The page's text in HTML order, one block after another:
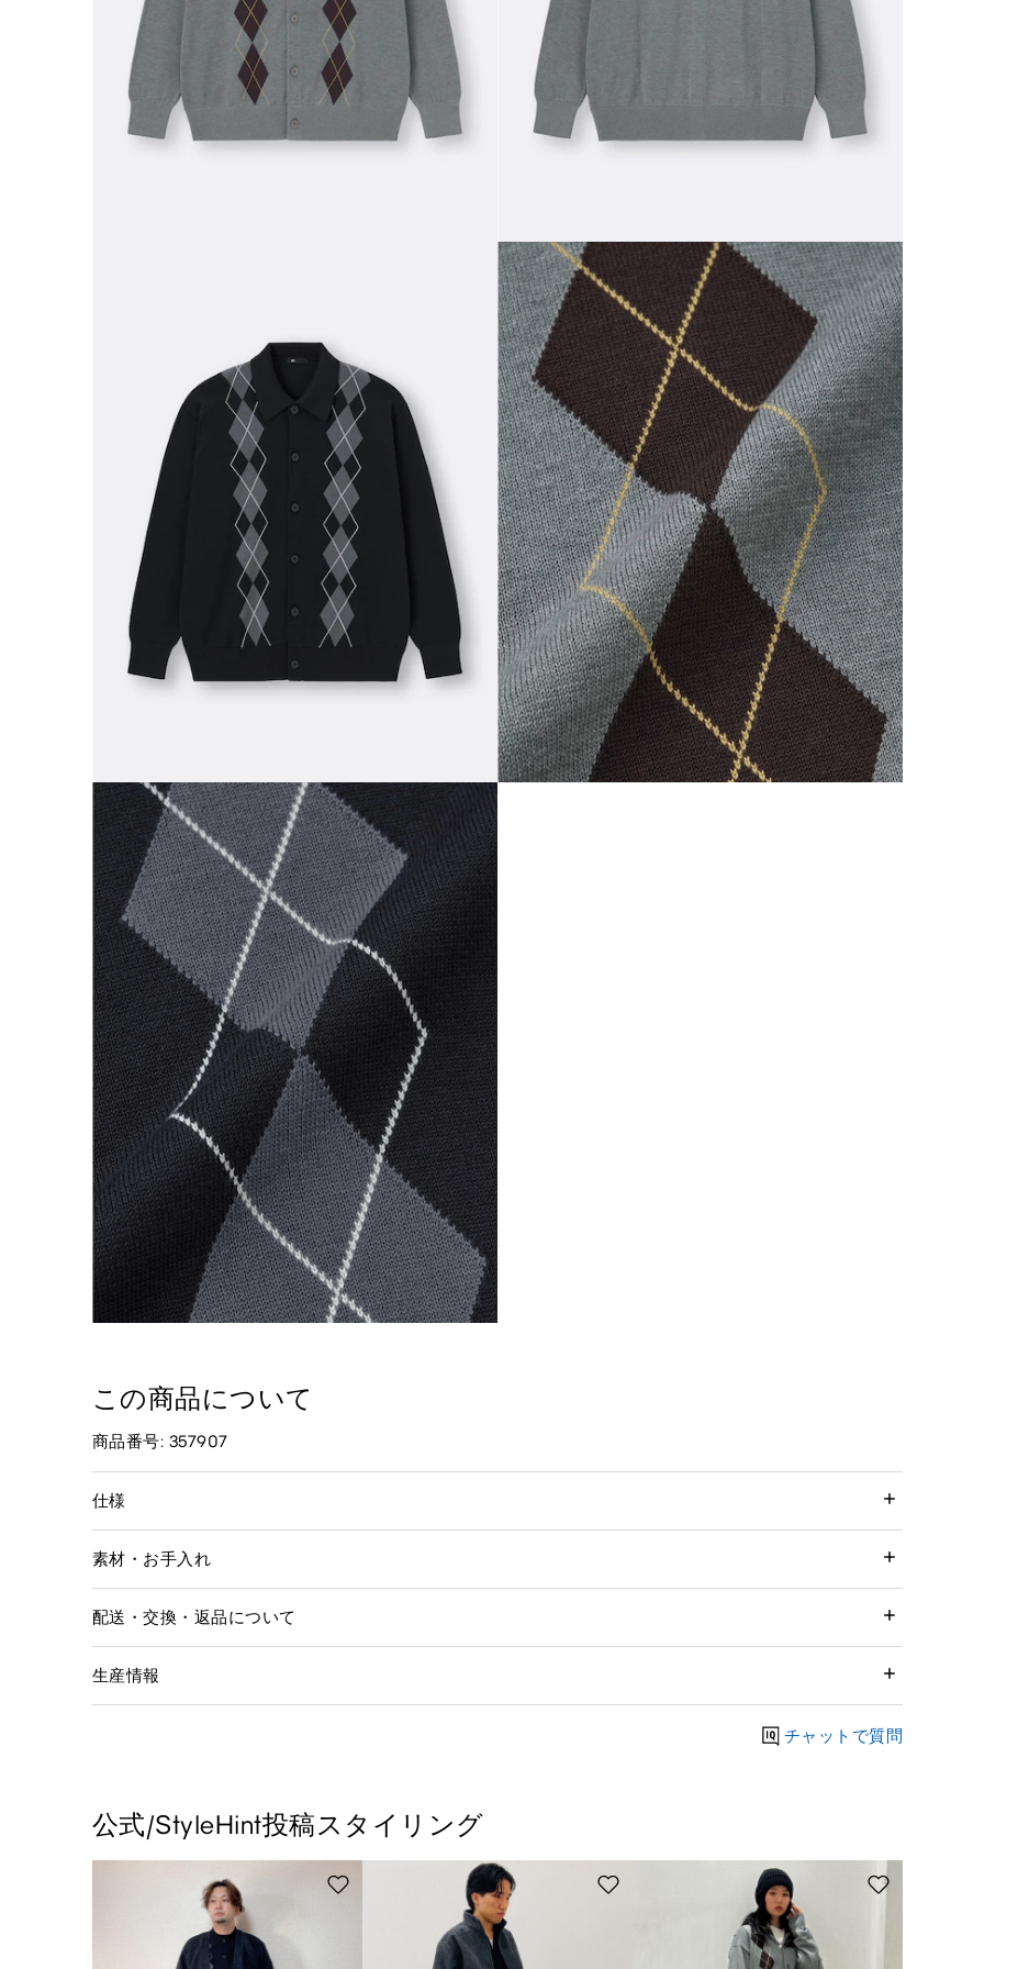
この商品について
商品番号: 357907
仕様
素材・お手入れ
配送・交換・返品について
生産情報
チャットで質問
公式/StyleHint投稿スタイリング